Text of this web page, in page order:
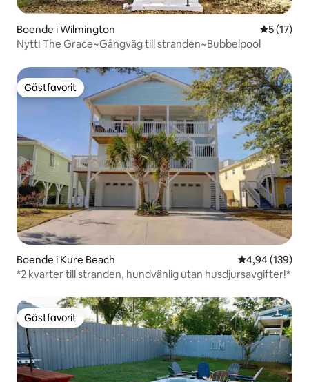
Boende i Wilmington 5 av 5 i
5 (17)
Nytt! The Grace~Gångväg till stranden~Bubbelpool
Gästfavorit
Gästfavorit
Boende i Kure Beach 4,94 av 5 i
4,94 (139)
*2 kvarter till stranden, hundvänlig utan husdjursavgifter!*
Gästfavorit
Gästfavorit